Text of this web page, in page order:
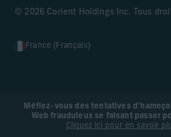
Méfiez-vous des tentatives
Web frauduleux se faisant passer
Cliquez ici pour en savoir
© 2026 Corient Holdings Inc. Tous
France (Français)